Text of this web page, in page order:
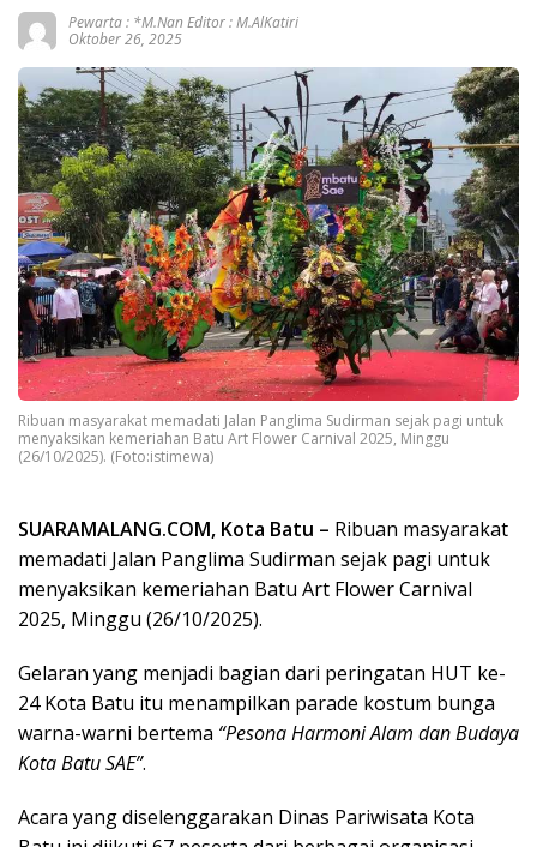
Pewarta : *M.Nan Editor : M.AlKatiri
Oktober 26, 2025
Ribuan masyarakat memadati Jalan Panglima Sudirman sejak pagi untuk
menyaksikan kemeriahan Batu Art Flower Carnival 2025, Minggu
(26/10/2025). (Foto:istimewa)
SUARAMALANG.COM, Kota Batu – Ribuan masyarakat
memadati Jalan Panglima Sudirman sejak pagi untuk
menyaksikan kemeriahan Batu Art Flower Carnival
2025, Minggu (26/10/2025).
Gelaran yang menjadi bagian dari peringatan HUT ke-
24 Kota Batu itu menampilkan parade kostum bunga
warna-warni bertema “Pesona Harmoni Alam dan Budaya
Kota Batu SAE”.
Acara yang diselenggarakan Dinas Pariwisata Kota